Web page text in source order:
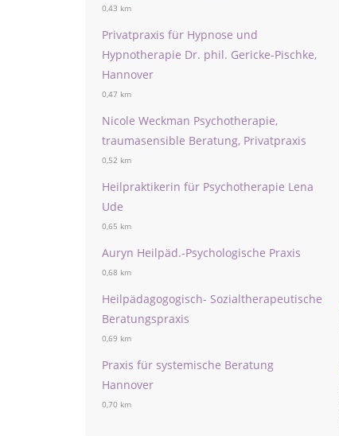
0,43 km
Privatpraxis für Hypnose und
Hypnotherapie Dr. phil. Gericke-Pischke,
Hannover
0,47 km
Nicole Weckman Psychotherapie,
traumasensible Beratung, Privatpraxis
0,52 km
Heilpraktikerin für Psychotherapie Lena
Ude
0,65 km
Auryn Heilpäd.-Psychologische Praxis
0,68 km
Heilpädagogogisch- Sozialtherapeutische
Beratungspraxis
0,69 km
Praxis für systemische Beratung
Hannover
0,70 km